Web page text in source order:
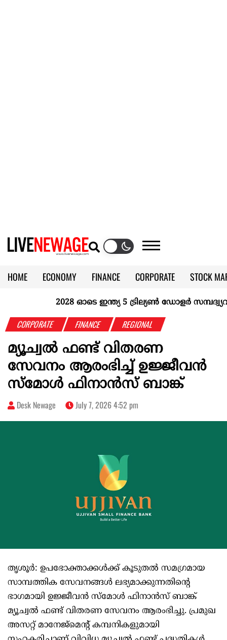
HOME ECONOMY FINANCE CORPORATE
STOCK
KERALA @70
2028 ഓടെ ഇന്ത്യ 5 ട്രില്യണ്‍ ഡോളര്‍
CORPORATE FINANCE REGIONAL
മ്യൂച്വൽ ഫണ്ട് വിതരണ
സേവനം ആരംഭിച്ച് ഉജ്ജീവൻ
സ്‌മോൾ ഫിനാൻസ് ബാങ്ക്
Desk Newage July 7, 2026 4:52 pm
തൃശൂർ: ഉപഭോക്താക്കൾക്ക് കൂടുതൽ സമഗ്രമായ
സാമ്പത്തിക സേവനങ്ങൾ ലഭ്യമാക്കുന്നതിന്റെ
ഭാഗമായി ഉജ്ജീവൻ സ്‌മോൾ ഫിനാൻസ് ബാങ്ക്
മ്യൂച്വൽ ഫണ്ട് വിതരണ സേവനം ആരംഭിച്ചു. പ്രമുഖ
അസറ്റ് മാനേജ്മെന്റ് കമ്പനികളുമായി